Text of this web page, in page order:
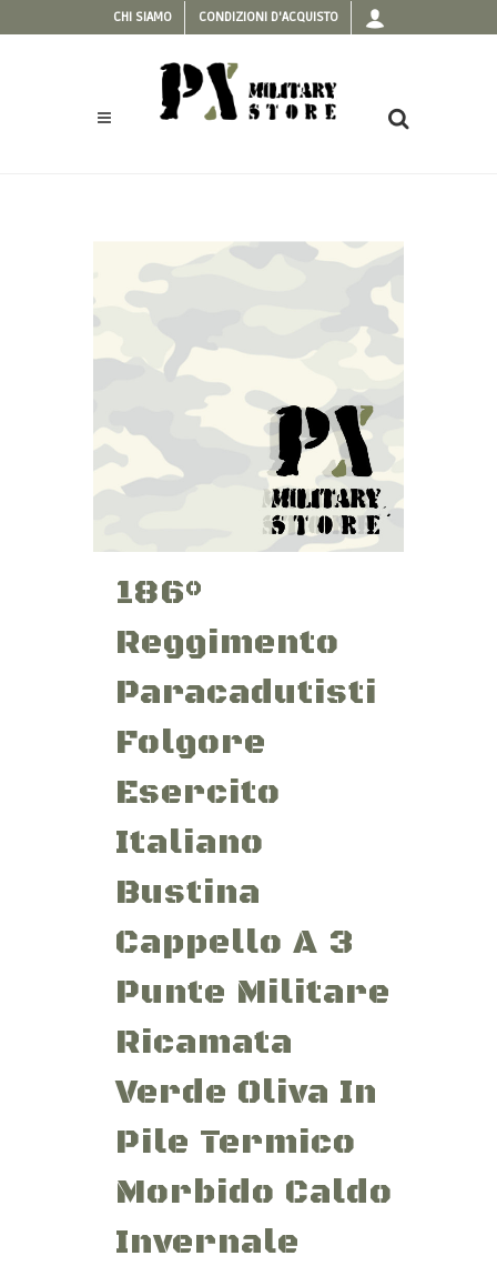
CHI SIAMO CONDIZIONI D'ACQUISTO
186°
Reggimento
Paracadutisti
Folgore
Esercito
Italiano
Bustina
Cappello A 3
Punte Militare
Ricamata
Verde Oliva In
Pile Termico
Morbido Caldo
Invernale